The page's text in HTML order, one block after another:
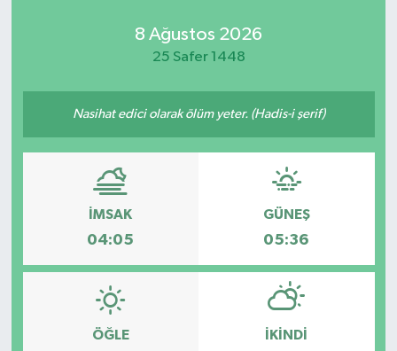
8 Ağustos 2026
25 Safer 1448
Nasihat edici olarak ölüm yeter. (Hadis-i şerif)
İMSAK
04:05
GÜNEŞ
05:36
ÖĞLE İKINDI